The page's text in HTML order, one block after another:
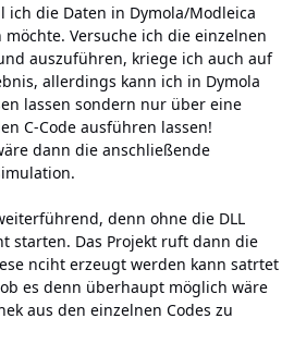
ich die Daten in Dymola/Modleica
Versuche ich die einzelnen
auszuführen, kriege ich auch auf
allerdings kann ich in Dymola
lassen sondern nur über eine
C-Code ausführen lassen!
dann die anschließende
denn ohne die DLL
starten. Das Projekt ruft dann die
nciht erzeugt werden kann satrtet
es denn überhaupt möglich wäre
aus den einzelnen Codes zu